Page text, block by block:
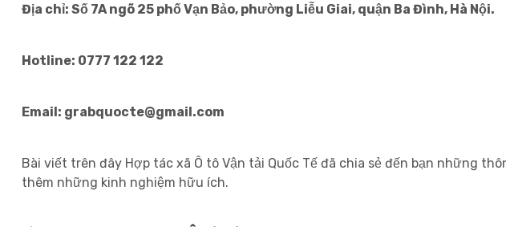
Địa chỉ: Số 7A ngõ 25 phố Vạn Bảo, phường Liễu Giai, quận Ba Đình, Hà Nội.
Hotline: 0777 122 122
Email: grabquocte@gmail.com
Bài viết trên đây Hợp tác xã Ô tô Vận tải Quốc Tế đã chia sẻ đến bạn những
thêm những kinh nghiệm hữu ích.